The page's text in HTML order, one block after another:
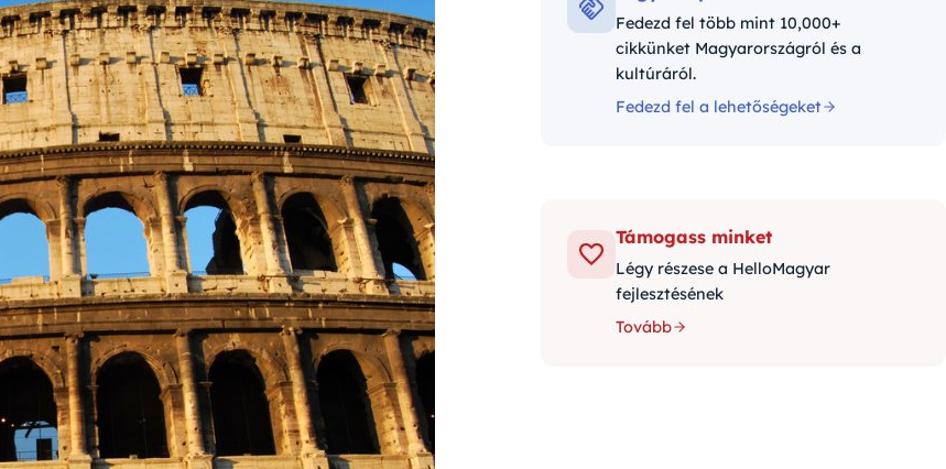
Fedezd fel több mint 10,000+
cikkünket Magyarországról és a
kultúráról.
Fedezd fel a lehetőségeket
Támogass minket
Légy részese a HelloMagyar
fejlesztésének
Tovább